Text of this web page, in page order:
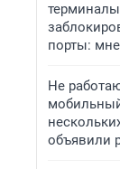
порты:
Не
объявили